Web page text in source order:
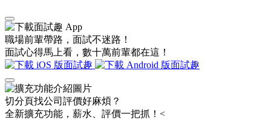
職場前輩帶路，面試不迷路！
面試心得馬上看，數十萬前輩都在這！
切分頁找公司評價好麻煩？
全新擴充功能，薪水、評價一把抓！<